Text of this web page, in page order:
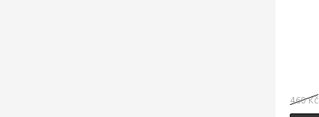
460 Kč